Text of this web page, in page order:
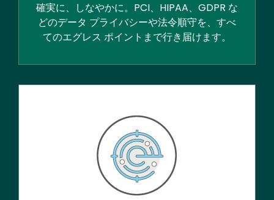
確実に、しなやかに。PCI、HIPAA、GDPR な
どのデータ プライバシーや法令順守を、すべ
てのエグレス ポイントまで行き届けます。